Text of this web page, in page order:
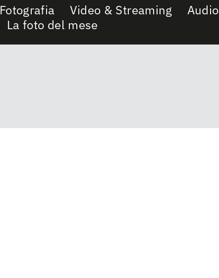
Fotografia Video & Streaming Audio
La foto del mese